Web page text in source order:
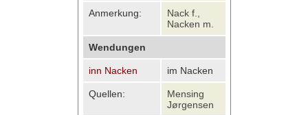
Anmerkung:
Nack f.,
Nacken m.
Wendungen
inn Nacken im Nacken
Quellen:
Mensing
Jørgensen